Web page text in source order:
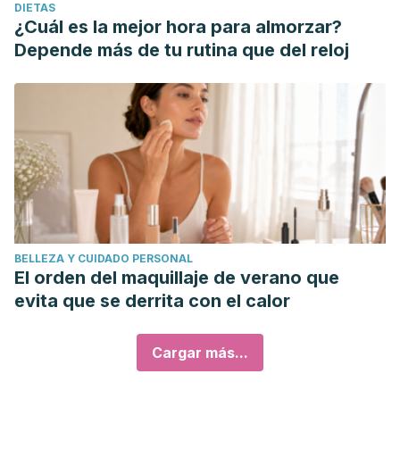
DIETAS
¿Cuál es la mejor hora para almorzar?
Depende más de tu rutina que del reloj
BELLEZA Y CUIDADO PERSONAL
El orden del maquillaje de verano que
evita que se derrita con el calor
Cargar más...